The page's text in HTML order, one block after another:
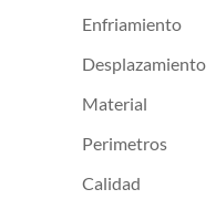
Enfriamiento
Desplazamiento
Material
Perimetros
Calidad